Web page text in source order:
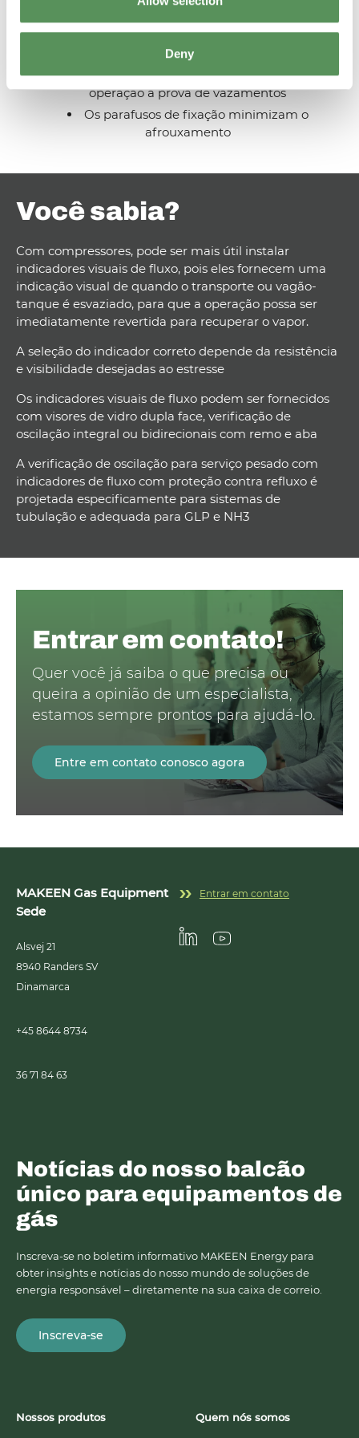
Deny
Saliência conectada F-NPT de 1/4" na parte
superior do corpo
Vedação de vidro com anel de vedação para
operação à prova de vazamentos
Os parafusos de fixação minimizam o
afrouxamento
Você sabia?
Com compressores, pode ser mais útil instalar
indicadores visuais de fluxo, pois eles fornecem uma
indicação visual de quando o transporte ou vagão-
tanque é esvaziado, para que a operação possa ser
imediatamente revertida para recuperar o vapor.
A seleção do indicador correto depende da resistência
e visibilidade desejadas ao estresse
Os indicadores visuais de fluxo podem ser fornecidos
com visores de vidro dupla face, verificação de
oscilação integral ou bidirecionais com remo e aba
A verificação de oscilação para serviço pesado com
indicadores de fluxo com proteção contra refluxo é
projetada especificamente para sistemas de
tubulação e adequada para GLP e NH3
Entrar em contato!
Quer você já saiba o que precisa ou
queira a opinião de um especialista,
estamos sempre prontos para ajudá-lo.
Entre em contato conosco agora
MAKEEN Gas Equipment
Sede
Alsvej 21
8940 Randers SV
Dinamarca
+45 8644 8734
36 71 84 63
Entrar em contato
Nossos produtos Quem nós somos
Notícias do nosso balcão
único para equipamentos de
gás
Inscreva-se no boletim informativo MAKEEN Energy para
obter insights e notícias do nosso mundo de soluções de
energia responsável – diretamente na sua caixa de correio.
Inscreva-se